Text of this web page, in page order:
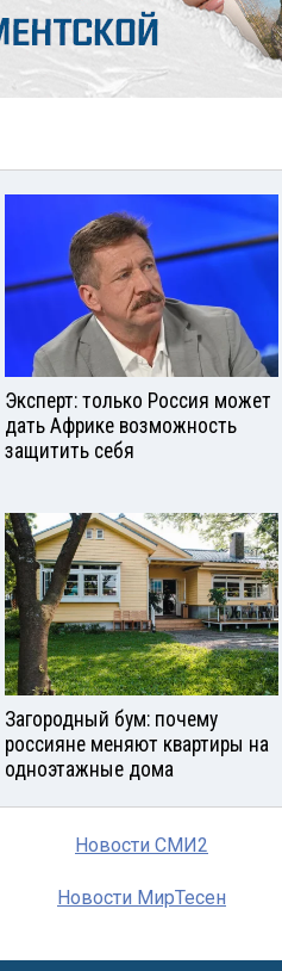
Эксперт: только Россия может
дать Африке возможность
защитить себя
Загородный бум: почему
россияне меняют квартиры на
одноэтажные дома
Новости СМИ2
Новости МирТесен